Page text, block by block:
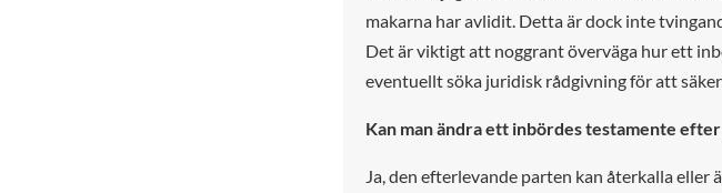
makarna har avlidit. Detta är dock inte
Det är viktigt att noggrant överväga hur ett
eventuellt söka juridisk rådgivning för att
Kan man ändra ett inbördes testamente
Ja, den efterlevande parten kan återkalla